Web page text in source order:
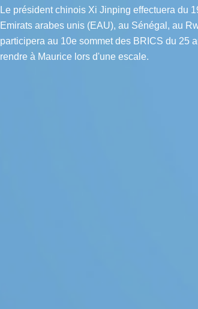
Le président chinois Xi Jinping effectuera du
Emirats arabes unis (EAU), au Sénégal, au
participera au 10e sommet des BRICS du 25
rendre à Maurice lors d'une escale.